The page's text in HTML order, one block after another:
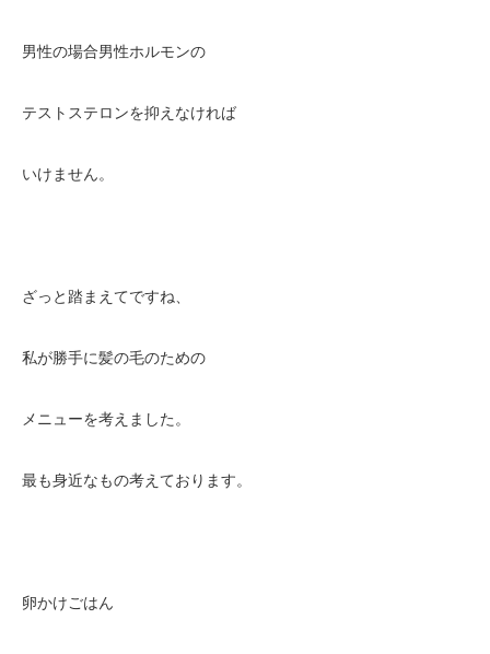
男性の場合男性ホルモンの
テストステロンを抑えなければ
いけません。
ざっと踏まえてですね、
私が勝手に髪の毛のための
メニューを考えました。
最も身近なもの考えております。
卵かけごはん